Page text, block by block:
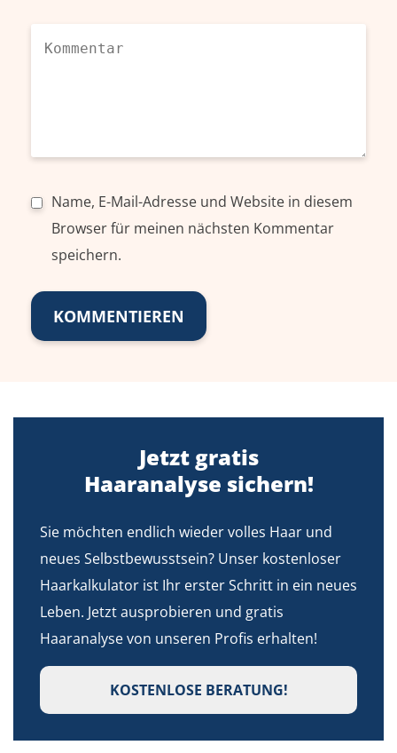
Name, E-Mail-Adresse und Website in diesem
Browser für meinen nächsten Kommentar
speichern.
Jetzt gratis
Haaranalyse sichern!
Sie möchten endlich wieder volles Haar und
neues Selbstbewusstsein? Unser kostenloser
Haarkalkulator ist Ihr erster Schritt in ein neues
Leben. Jetzt ausprobieren und gratis
Haaranalyse von unseren Profis erhalten!
KOSTENLOSE BERATUNG!